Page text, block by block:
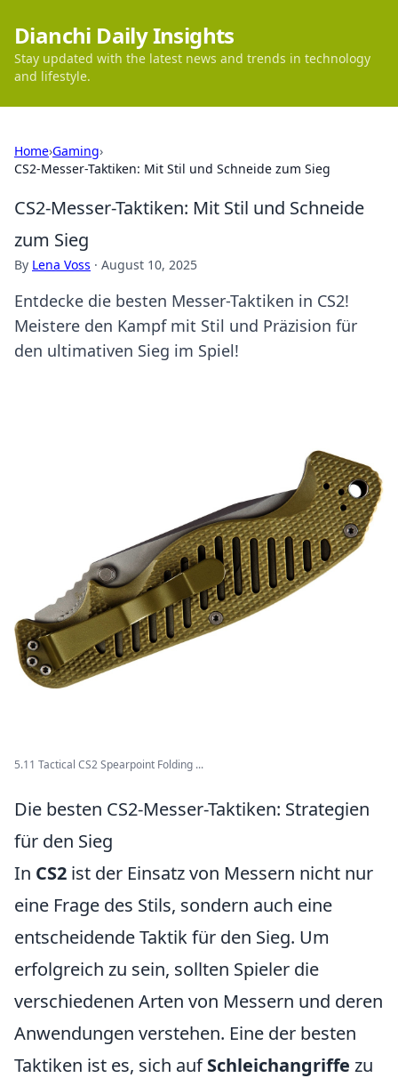
Dianchi Daily Insights
Stay updated with the latest news and trends in technology
and lifestyle.
Home›Gaming›
CS2-Messer-Taktiken: Mit Stil und Schneide zum Sieg
CS2-Messer-Taktiken: Mit Stil und Schneide
zum Sieg
By Lena Voss · August 10, 2025
Entdecke die besten Messer-Taktiken in CS2!
Meistere den Kampf mit Stil und Präzision für
den ultimativen Sieg im Spiel!
5.11 Tactical CS2 Spearpoint Folding ...
Die besten CS2-Messer-Taktiken: Strategien
für den Sieg
In CS2 ist der Einsatz von Messern nicht nur
eine Frage des Stils, sondern auch eine
entscheidende Taktik für den Sieg. Um
erfolgreich zu sein, sollten Spieler die
verschiedenen Arten von Messern und deren
Anwendungen verstehen. Eine der besten
Taktiken ist es, sich aufSchleichangriffe zu